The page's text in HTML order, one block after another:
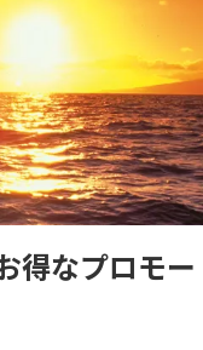
得なプロモー